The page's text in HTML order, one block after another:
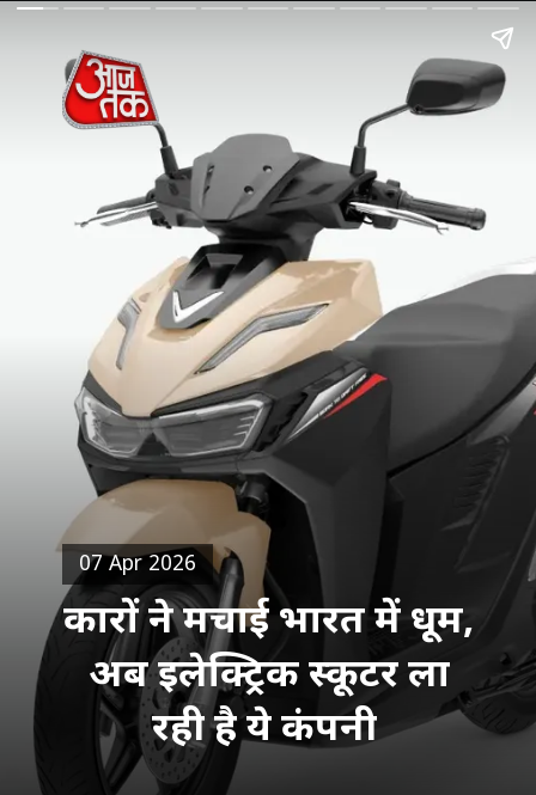
कारों ने मचाई भारत में धूम,
अब इलेक्ट्रिक स्कूटर ला
रही है ये कंपनी
07 Apr 2026